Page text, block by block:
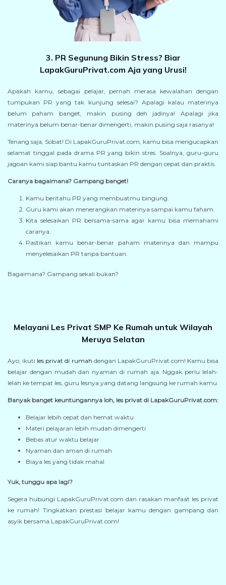
3. PR Segunung Bikin Stress? Biar
LapakGuruPrivat.com Aja yang Urusi!
Apakah kamu, sebagai pelajar, pernah merasa kewalahan dengan
tumpukan PR yang tak kunjung selesai? Apalagi kalau materinya
belum paham banget, makin pusing deh jadinya! Apalagi jika
materinya belum benar-benar dimengerti, makin pusing saja rasanya!
Tenang saja, Sobat! Di LapakGuruPrivat.com, kamu bisa mengucapkan
selamat tinggal pada drama PR yang bikin stres. Soalnya, guru-guru
jagoan kami siap bantu kamu tuntaskan PR dengan cepat dan praktis.
Caranya bagaimana? Gampang banget!
Kamu beritahu PR yang membuatmu bingung.
Guru kami akan menerangkan materinya sampai kamu faham.
Kita selesaikan PR bersama-sama agar kamu bisa memahami
caranya.
Pastikan kamu benar-benar paham materinya dan mampu
menyelesaikan PR tanpa bantuan.
Bagaimana? Gampang sekali bukan?
Melayani Les Privat SMP Ke Rumah untuk Wilayah
Meruya Selatan
Ayo, ikuti les privat di rumah dengan LapakGuruPrivat.com! Kamu bisa
belajar dengan mudah dan nyaman di rumah aja. Nggak perlu lelah-
lelah ke tempat les, guru lesnya yang datang langsung ke rumah kamu.
Banyak banget keuntungannya loh, les privat di LapakGuruPrivat.com:
Belajar lebih cepat dan hemat waktu
Materi pelajaran lebih mudah dimengerti
Bebas atur waktu belajar
Nyaman dan aman di rumah
Biaya les yang tidak mahal
Yuk, tunggu apa lagi?
Segera hubungi LapakGuruPrivat.com dan rasakan manfaat les privat
ke rumah! Tingkatkan prestasi belajar kamu dengan gampang dan
asyik bersama LapakGuruPrivat.com!